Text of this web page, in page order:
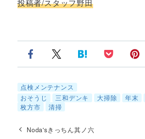
投稿者/スタッフ野田
点検メンテナンス
おそうじ
三和デンキ 大掃除 年末
枚方市
清掃
Noda'sきっちん其ノ六